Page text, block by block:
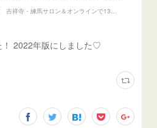
月〜土曜レッスン開催！東京 吉祥寺・練馬サロン＆オンラインで13の資格が取れるお教室『Presents』
！ 2022年版にしました♡